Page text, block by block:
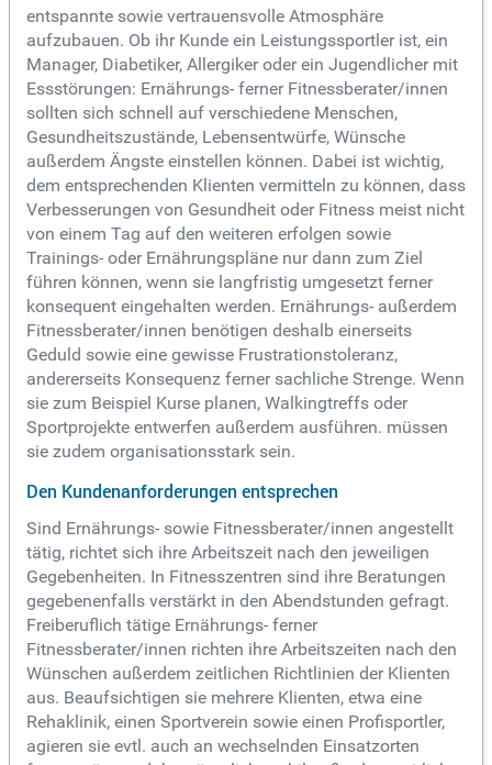
entspannte sowie vertrauensvolle Atmosphäre
aufzubauen. Ob ihr Kunde ein Leistungssportler ist, ein
Manager, Diabetiker, Allergiker oder ein Jugendlicher mit
Essstörungen: Ernährungs- ferner Fitnessberater/innen
sollten sich schnell auf verschiedene Menschen,
Gesundheitszustände, Lebensentwürfe, Wünsche
außerdem Ängste einstellen können. Dabei ist wichtig,
dem entsprechenden Klienten vermitteln zu können, dass
Verbesserungen von Gesundheit oder Fitness meist nicht
von einem Tag auf den weiteren erfolgen sowie
Trainings- oder Ernährungspläne nur dann zum Ziel
führen können, wenn sie langfristig umgesetzt ferner
konsequent eingehalten werden. Ernährungs- außerdem
Fitnessberater/innen benötigen deshalb einerseits
Geduld sowie eine gewisse Frustrationstoleranz,
andererseits Konsequenz ferner sachliche Strenge. Wenn
sie zum Beispiel Kurse planen, Walkingtreffs oder
Sportprojekte entwerfen außerdem ausführen. müssen
sie zudem organisationsstark sein.
Den Kundenanforderungen entsprechen
Sind Ernährungs- sowie Fitnessberater/innen angestellt
tätig, richtet sich ihre Arbeitszeit nach den jeweiligen
Gegebenheiten. In Fitnesszentren sind ihre Beratungen
gegebenenfalls verstärkt in den Abendstunden gefragt.
Freiberuflich tätige Ernährungs- ferner
Fitnessberater/innen richten ihre Arbeitszeiten nach den
Wünschen außerdem zeitlichen Richtlinien der Klienten
aus. Beaufsichtigen sie mehrere Klienten, etwa eine
Rehaklinik, einen Sportverein sowie einen Profisportler,
agieren sie evtl. auch an wechselnden Einsatzorten